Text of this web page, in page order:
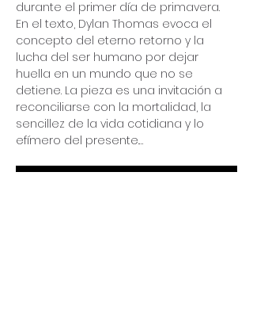
durante el primer día de primavera.
En el texto, Dylan Thomas evoca el
concepto del eterno retorno y la
lucha del ser humano por dejar
huella en un mundo que no se
detiene. La pieza es una invitación a
reconciliarse con la mortalidad, la
sencillez de la vida cotidiana y lo
efímero del presente.…